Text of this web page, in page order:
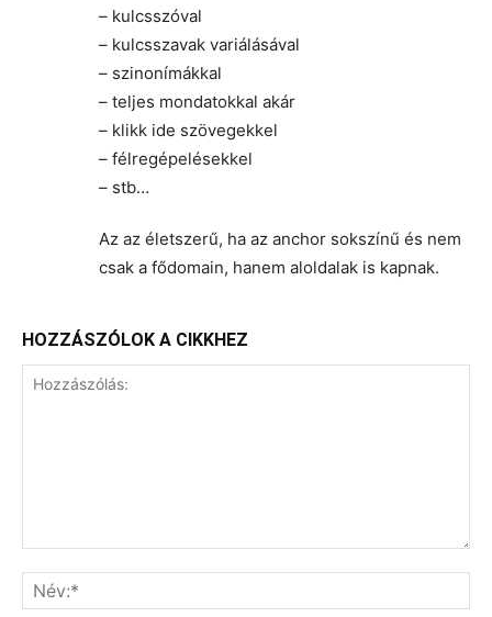
– kulcsszóval
– kulcsszavak variálásával
– szinonímákkal
– teljes mondatokkal akár
– klikk ide szövegekkel
– félregépelésekkel
– stb…
Az az életszerű, ha az anchor sokszínű és nem
csak a fődomain, hanem aloldalak is kapnak.
HOZZÁSZÓLOK A CIKKHEZ